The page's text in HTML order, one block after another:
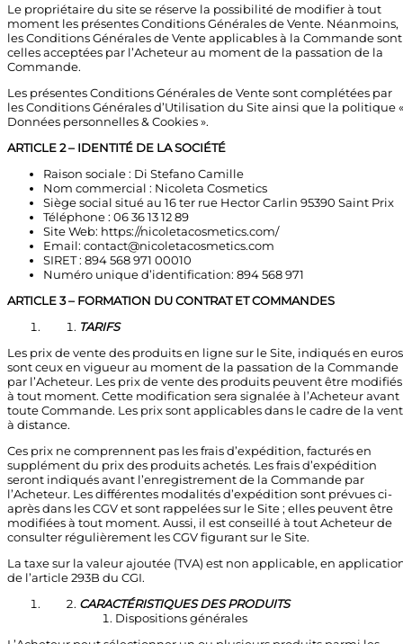
Le propriétaire du site se réserve la possibilité de modifier à tout
moment les présentes Conditions Générales de Vente. Néanmoins,
les Conditions Générales de Vente applicables à la Commande sont
celles acceptées par l’Acheteur au moment de la passation de la
Commande.
Les présentes Conditions Générales de Vente sont complétées par
les Conditions Générales d’Utilisation du Site ainsi que la politique «
Données personnelles & Cookies ».
ARTICLE 2 – IDENTITÉ DE LA SOCIÉTÉ
Raison sociale : Di Stefano Camille
Nom commercial : Nicoleta Cosmetics
Siège social situé au 16 ter rue Hector Carlin 95390 Saint Prix
Téléphone : 06 36 13 12 89
Site Web: https://nicoletacosmetics.com/
Email: contact@nicoletacosmetics.com
SIRET : 894 568 971 00010
Numéro unique d’identification: 894 568 971
ARTICLE 3 – FORMATION DU CONTRAT ET COMMANDES
TARIFS
Les prix de vente des produits en ligne sur le Site, indiqués en
sont ceux en vigueur au moment de la passation de la Commande
par l’Acheteur. Les prix de vente des produits peuvent être modifiés
à tout moment. Cette modification sera signalée à l’Acheteur avant
toute Commande. Les prix sont applicables dans le cadre de la
à distance.
Ces prix ne comprennent pas les frais d’expédition, facturés en
supplément du prix des produits achetés. Les frais d’expédition
seront indiqués avant l’enregistrement de la Commande par
l’Acheteur. Les différentes modalités d’expédition sont prévues ci-
après dans les CGV et sont rappelées sur le Site ; elles peuvent être
modifiées à tout moment. Aussi, il est conseillé à tout Acheteur de
consulter régulièrement les CGV figurant sur le Site.
La taxe sur la valeur ajoutée (TVA) est non applicable, en
de l’article 293B du CGI.
CARACTÉRISTIQUES DES PRODUITS
Dispositions générales